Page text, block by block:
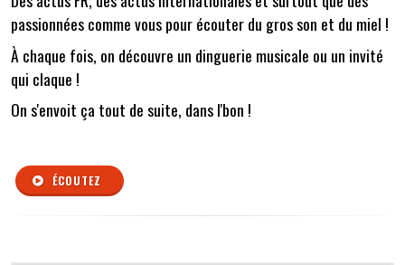
passionnées comme vous pour écouter du gros son et du miel !
À chaque fois, on découvre un dinguerie musicale ou un invité
qui claque !
On s'envoit ça tout de suite, dans l'bon !
ÉCOUTEZ